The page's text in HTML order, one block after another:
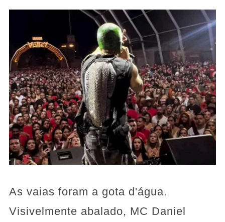
As vaias foram a gota d'água.
Visivelmente abalado, MC Daniel